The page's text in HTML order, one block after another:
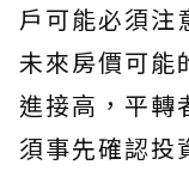
戶可能必須注
未來房價可能
進接高，平轉
須事先確認投